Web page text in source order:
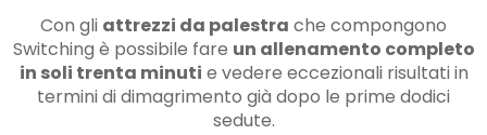
Con gli attrezzi da palestra che compongono
Switching è possibile fare un allenamento completo
in soli trenta minuti e vedere eccezionali risultati in
termini di dimagrimento già dopo le prime dodici
sedute.